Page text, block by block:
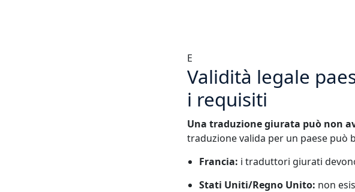
E
Validità legale
i requisiti
Una traduzione giurata può non
traduzione valida per un paese può
Francia: i traduttori giurati
Stati Uniti/Regno Unito: non